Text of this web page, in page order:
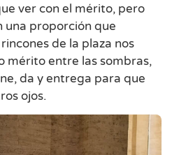
ver con el mérito, pero
una proporción que
de la plaza nos
mérito entre las sombras,
da y entrega para que
ojos.